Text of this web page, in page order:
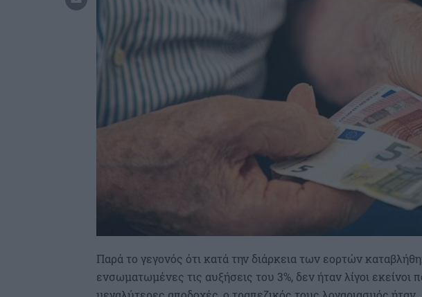
Παρά το γεγονός ότι κατά την διάρκεια των εορτών
ενσωματωμένες τις αυξήσεις του 3%, δεν ήταν λίγοι εκείνοι